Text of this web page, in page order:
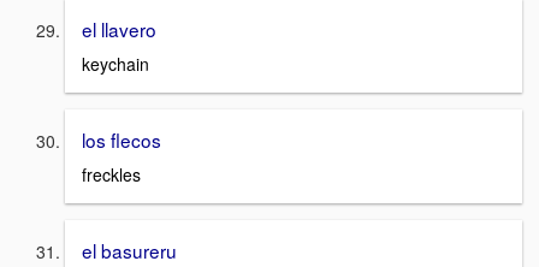
el llavero
keychain
los flecos
freckles
el basureru